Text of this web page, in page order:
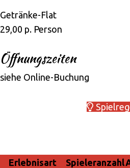
Getränke-Flat
29,00 p. Person
Öffnungszeiten
siehe Online-Buchung
Erlebnisart Spieleranzahl